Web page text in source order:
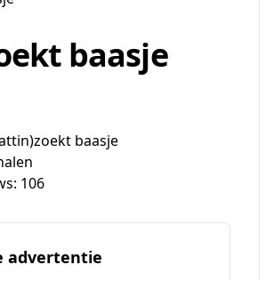
baasje
baasje
106
advertentie